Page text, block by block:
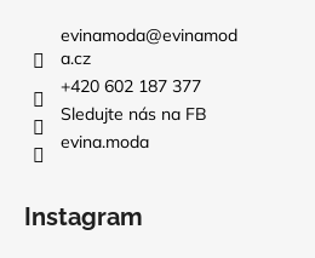
evinamoda@evinamod
a.cz
+420 602 187 377
Sledujte nás na FB
evina.moda
Instagram